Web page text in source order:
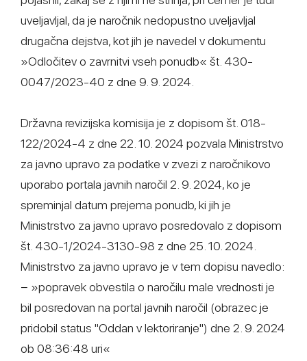
uveljavljal, da je naročnik nedopustno uveljavljal
drugačna dejstva, kot jih je navedel v dokumentu
»Odločitev o zavrnitvi vseh ponudb« št. 430-
0047/2023-40 z dne 9. 9. 2024.
Državna revizijska komisija je z dopisom št. 018-
122/2024-4 z dne 22. 10. 2024 pozvala Ministrstvo
za javno upravo za podatke v zvezi z naročnikovo
uporabo portala javnih naročil 2. 9. 2024, ko je
spreminjal datum prejema ponudb, ki jih je
Ministrstvo za javno upravo posredovalo z dopisom
št. 430-1/2024-3130-98 z dne 25. 10. 2024.
Ministrstvo za javno upravo je v tem dopisu navedlo:
− »popravek obvestila o naročilu male vrednosti je
bil posredovan na portal javnih naročil (obrazec je
pridobil status "Oddan v lektoriranje") dne 2. 9. 2024
ob 08:36:48 uri«